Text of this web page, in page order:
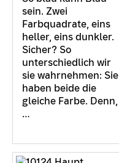
sein. Zwei
Farbquadrate, eins
heller, eins dunkler.
Sicher? So
unterschiedlich wir
sie wahrnehmen: Sie
haben beide die
gleiche Farbe. Denn,
…